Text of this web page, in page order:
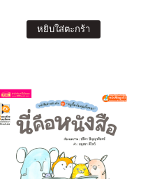
หยิบใส่ตะกร้า